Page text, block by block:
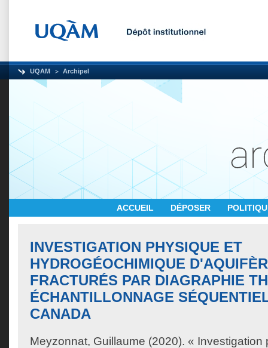
UQAM Archipel
ACCUEIL DÉPOSER
INVESTIGATION PHYSIQUE ET
HYDROGÉOCHIMIQUE
FRACTURÉS PAR DIAGRAPHIE
ÉCHANTILLONNAGE
CANADA
Meyzonnat, Guillaume (2020). « Investigation